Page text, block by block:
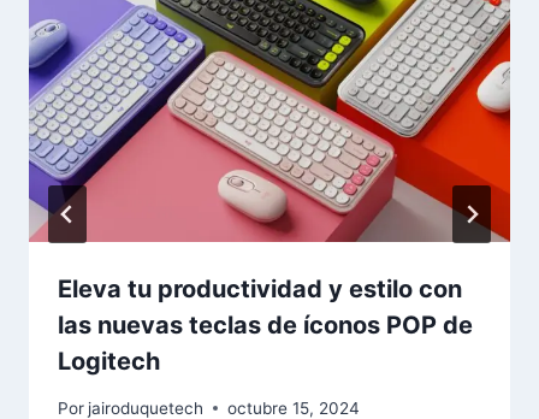
Eleva tu productividad y estilo con
las nuevas teclas de íconos POP de
Logitech
Por jairoduquetech octubre 15, 2024